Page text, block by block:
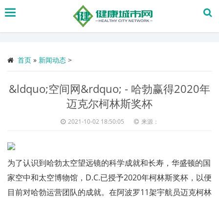
搜
首页 » 新闻动态 >
&ldquo;空间网&rdquo; - 哈勃赢得2020年
迈克尔柯林斯奖杯
2021-10-02 18:50:05 来源：
为了认识到哈勃太空望远镜的科学成就和长寿，华盛顿的国
家空中和太空博物馆，D.C.已授予2020年柯林斯奖杯，以便
目前对哈勃运营团队的成就。在阿波罗11架宇航员迈克柯林